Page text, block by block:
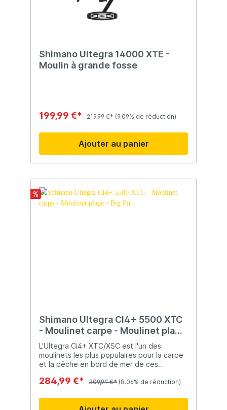
Shimano Ultegra 14000 XTE -
Moulin à grande fosse
199,99 €* 219,99 €* (9.09% de réduction)
Ajouter au panier
%
Shimano Ultegra CI4+ 5500 XTC
- Moulinet carpe - Moulinet plage
- Big Pit
L'Ultegra Ci4+ XTC/XSC est l'un des
moulinets les plus populaires pour la carpe
et la pêche en bord de mer de ces
technologie de lancer longue
lancers les plus longs sans compromettre la
284,99 €* 309,99 €* (8.06% de réduction)